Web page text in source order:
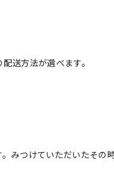
送方法が選べます。
みつけていただいたその